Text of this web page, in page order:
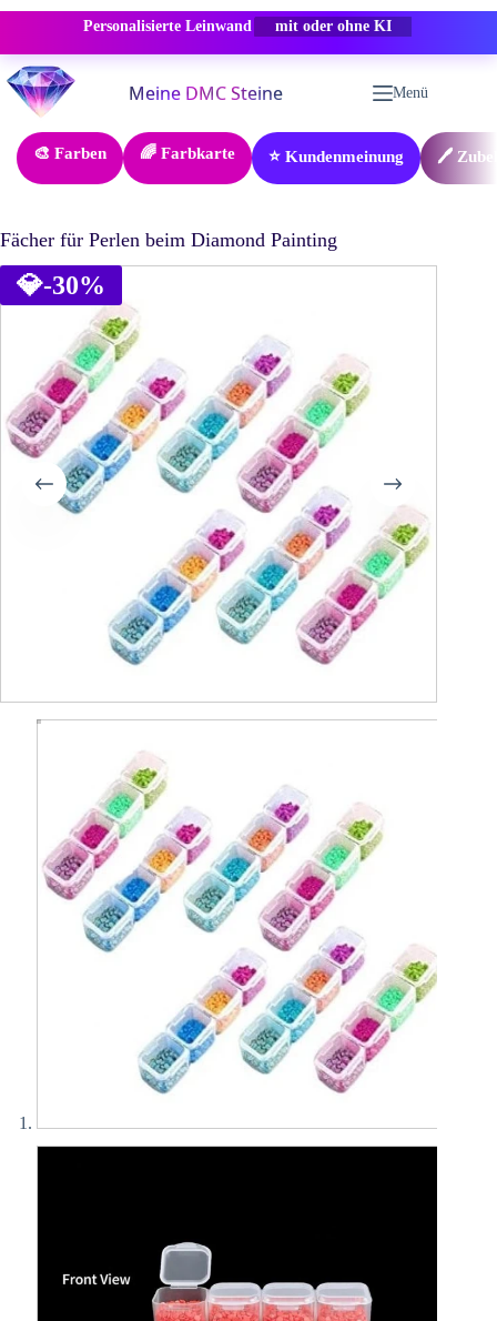
Personalisierte Leinwand -50% RABATT
Zum
Inhalt
springen
Menü
🎨 Farben 🌈 Farbkarte ⭐ Kundenmeinung 🖊️
Fächer für Perlen beim Diamond Painting
💎-30%